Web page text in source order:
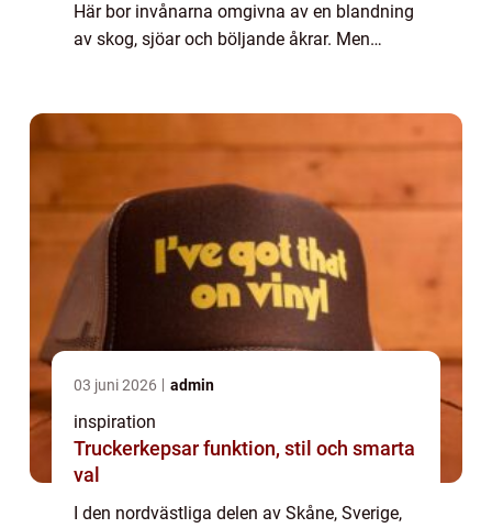
Här bor invånarna omgivna av en blandning
av skog, sjöar och böljande åkrar. Men
03 juni 2026 admin
inspiration
Truckerkepsar funktion, stil och smarta
val
I den nordvästliga delen av Skåne, Sverige,